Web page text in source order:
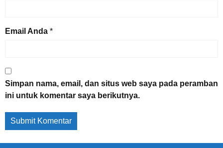
Email Anda *
Simpan nama, email, dan situs web saya pada peramban
ini untuk komentar saya berikutnya.